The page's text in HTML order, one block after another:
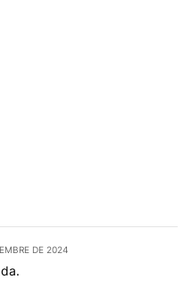
DE 2024